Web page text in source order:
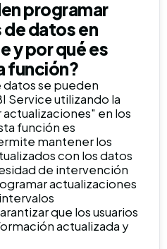
programar
datos en
y por qué es
función?
datos se pueden
Service utilizando la
en los
función es
mantener los
con los datos
de intervención
actualizaciones
que los usuarios
actualizada y